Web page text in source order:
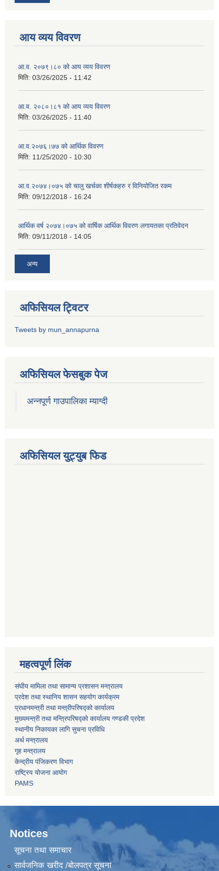
आय व्यय विवरण
आ.व. २०७९।८० को आय व्यय विवरण
मिति: 03/26/2025 - 11:42
आ.व. २०८०।८१ को आय व्यय विवरण
मिति: 03/26/2025 - 11:40
आ.व.२०७६।७७ को आर्थिक विवरण
मिति: 11/25/2020 - 10:30
आ.व.२०७४।०७५ को चालु खर्चका शीर्षकहरु र विनियोजित रकम
मिति: 09/12/2018 - 16:24
आर्थिक वर्ष २०७४।०७५ को वार्षिक आर्थिक विवरण लगायतका प्रतिवेदन
मिति: 09/11/2018 - 14:05
अन्य
अफिसियल ट्विटर
Tweets by mun_annapurna
अफिसियल फेसबुक पेज
अन्नपूर्ण गाउपालिका म्याग्दी
अफिसियल युट्युब फिड
महत्वपूर्ण लिंक
संघीय मामिला तथा सामान्य प्रशासन मन्त्रालय
प्रदेश तथा स्थानिय शासन सहयोग कार्यक्रम
प्रधानमन्त्री तथा मन्त्रीपरिषद्को कार्यालय
मुख्यमन्त्री तथा मन्त्रिपरिषद्को कार्यालय गण्डकी प्रदेश
स्थानीय निकायका लागि सुचना प्रविधि
अर्थ मन्त्रालय
गृह मन्त्रालय
केन्द्रीय पंजिकरण विभाग
राष्ट्रिय योजना आयोग
PAMS
Notices
सूचना तथा समाचार
सार्वजनिक खरीद /बोलपत्र सूचना